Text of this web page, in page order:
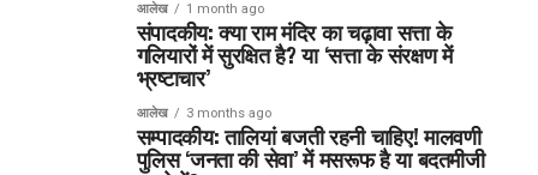
आलेख 1 month ago
संपादकीय: क्या राम मंदिर का चढ़ावा सत्ता के
गलियारों में सुरक्षित है? या ‘सत्ता के संरक्षण में
भ्रष्टाचार’
आलेख 3 months ago
सम्पादकीय: तालियां बजती रहनी चाहिए! मालवणी
पुलिस ‘जनता की सेवा’ में मसरूफ है या बदतमीजी